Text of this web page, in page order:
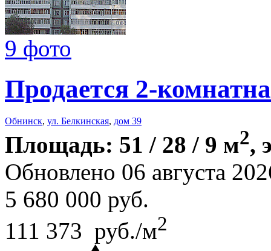
9 фото
Продается 2-
Обнинск, ул. Белкинская, дом 39
Площадь: 51 / 28 / 9 м2,
Обновлено 06 августа
5 680 000 руб.
111 373 руб./м2